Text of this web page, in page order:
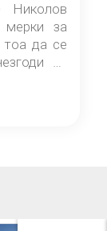
Николов
мерки за
тоа да се
на